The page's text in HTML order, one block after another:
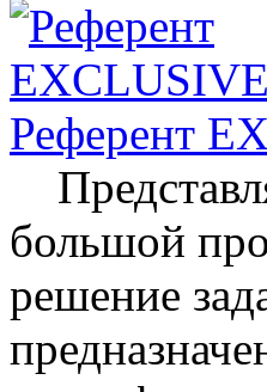
Референт
большой
решение